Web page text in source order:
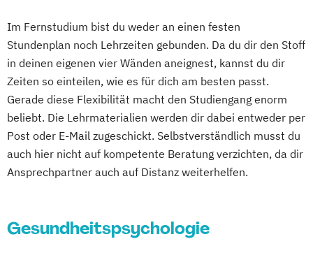
Engineering Management (DE/EN)
Entrepreneurship (DE/EN) Ergotherapie
Ernährungswissenschaften
Eventmanagement Facility Management
Accounting und Taxation (DE/EN)
Finanzmanagement
Finanzmanagement für Bankkaufleute
Gerontologie
Betriebswirtschaft und Hotelmanagement
Betriebswirtschaft und Interkulturelle
Kommunikation
Betriebswirtschaft und
Personalmanagement
Betriebswirtschaft und Sozialmanagement
Betriebswirtschaft und Sportmanagement
Business Administration
Business and Organizational Development
Corporate Brand Management
Im Fernstudium bist du weder an einen festen
Stundenplan noch Lehrzeiten gebunden. Da du dir den Stoff
in deinen eigenen vier Wänden aneignest, kannst du dir
Zeiten so einteilen, wie es für dich am besten passt.
Gerade diese Flexibilität macht den Studiengang enorm
beliebt. Die Lehrmaterialien werden dir dabei entweder per
Post oder E-Mail zugeschickt. Selbstverständlich musst du
auch hier nicht auf kompetente Beratung verzichten, da dir
Ansprechpartner auch auf Distanz weiterhelfen.
Gesundheitspsychologie